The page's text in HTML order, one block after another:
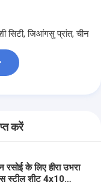
सिटी, जिआंगसु प्रांत, चीन
करें
रसोई के लिए हीरा उभरा
स्टील शीट 4x10